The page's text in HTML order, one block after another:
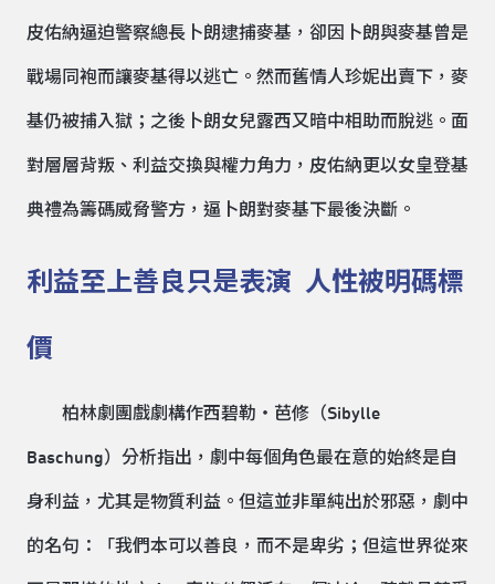
皮佑納逼迫警察總長卜朗逮捕麥基，卻因卜朗與麥基曾是
戰場同袍而讓麥基得以逃亡。然而舊情人珍妮出賣下，麥
基仍被捕入獄；之後卜朗女兒露西又暗中相助而脫逃。面
對層層背叛、利益交換與權力角力，皮佑納更以女皇登基
典禮為籌碼威脅警方，逼卜朗對麥基下最後決斷。
利益至上善良只是表演 人性被明碼標
價
柏林劇團戲劇構作西碧勒・芭修（Sibylle
Baschung）分析指出，劇中每個角色最在意的始終是自
身利益，尤其是物質利益。但這並非單純出於邪惡，劇中
的名句：「我們本可以善良，而不是卑劣；但這世界從來